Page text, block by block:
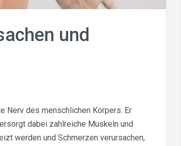
und
Nerv des menschlichen Körpers. Er
dabei zahlreiche Muskeln und
werden und Schmerzen verursachen,